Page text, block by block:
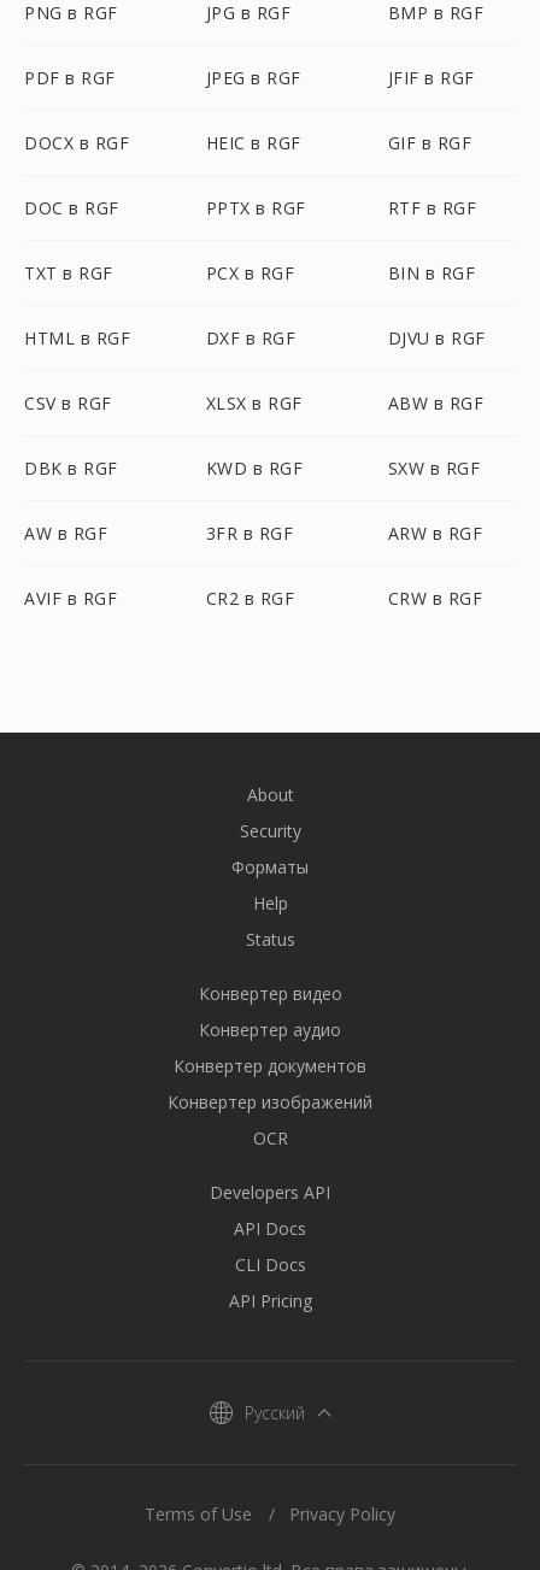
PNG в RGF JPG в RGF BMP в RGF
PDF в RGF JPEG в RGF JFIF в RGF
DOCX в RGF HEIC в RGF GIF в RGF
DOC в RGF PPTX в RGF RTF в RGF
TXT в RGF PCX в RGF BIN в RGF
HTML в RGF DXF в RGF DJVU в RGF
CSV в RGF XLSX в RGF ABW в RGF
DBK в RGF KWD в RGF SXW в RGF
AW в RGF 3FR в RGF ARW в RGF
AVIF в RGF CR2 в RGF CRW в RGF
About
Security
Форматы
Help
Status
Конвертер видео
Конвертер аудио
Конвертер документов
Конвертер изображений
OCR
Developers API
API Docs
CLI Docs
API Pricing
Русский
Terms of Use Privacy Policy